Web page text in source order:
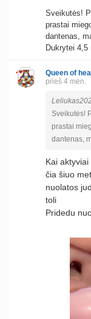
Sveikutės!
prastai
dantenas,
Dukrytei 4,5
Queen of
prieš 4 mėn.
Sveikutės!
prastai
dantenas,
Kai
čia šiuo
nuolatos
toli
Pridedu